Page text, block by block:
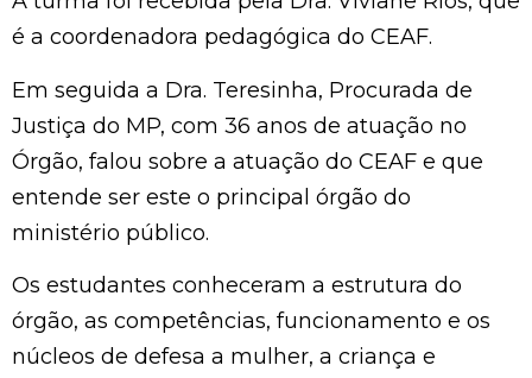
é a coordenadora pedagógica do CEAF.
Em seguida a Dra. Teresinha, Procurada de
Justiça do MP, com 36 anos de atuação no
Órgão, falou sobre a atuação do CEAF e que
entende ser este o principal órgão do
ministério público.
Os estudantes conheceram a estrutura do
órgão, as competências, funcionamento e os
núcleos de defesa a mulher, a criança e